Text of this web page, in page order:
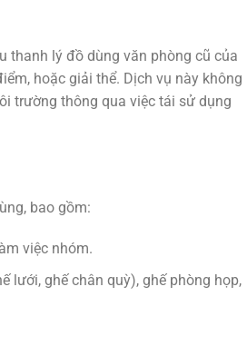
thanh lý đồ dùng văn phòng cũ của
hoặc giải thể. Dịch vụ này không
trường thông qua việc tái sử dụng
bao gồm:
việc nhóm.
lưới, ghế chân quỳ), ghế phòng họp,